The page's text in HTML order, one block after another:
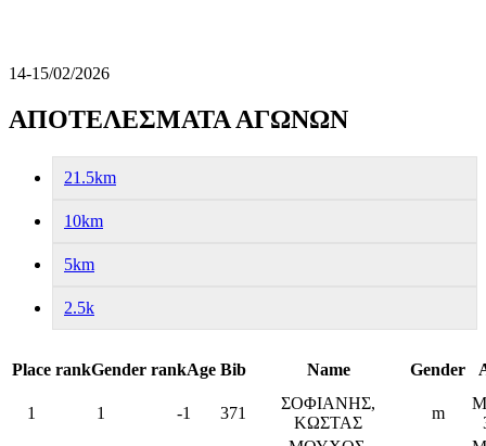
14-15/02/2026
ΑΠΟΤΕΛΕΣΜΑΤΑ ΑΓΩΝΩΝ
21.5km
10km
5km
2.5k
Place rankGender rankAge Bib Name Gender
1 1 -1 371
ΣΟΦΙΑΝΗΣ,
ΚΩΣΤΑΣ
m